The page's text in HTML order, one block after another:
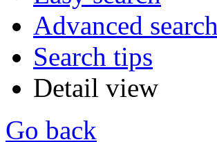
Advanced search
Search tips
Detail view
Go back